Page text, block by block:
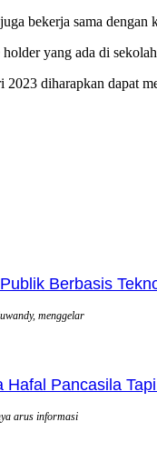
bekerja sama
yang ada di
diharapkan dapat
Berbasis
menggelar
Pancasila
arus informasi